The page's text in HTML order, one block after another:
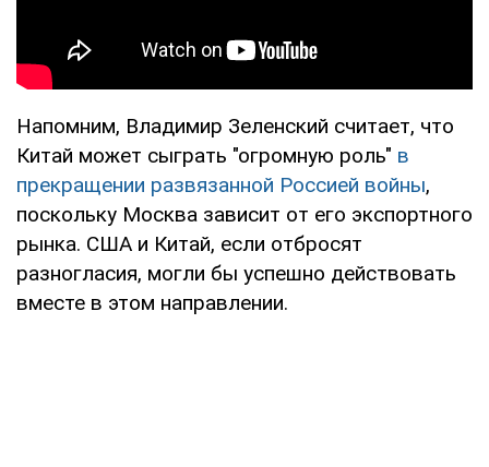
Напомним, Владимир Зеленский считает, что
Китай может сыграть "огромную роль" в
прекращении развязанной Россией войны,
поскольку Москва зависит от его экспортного
рынка. США и Китай, если отбросят
разногласия, могли бы успешно действовать
вместе в этом направлении.